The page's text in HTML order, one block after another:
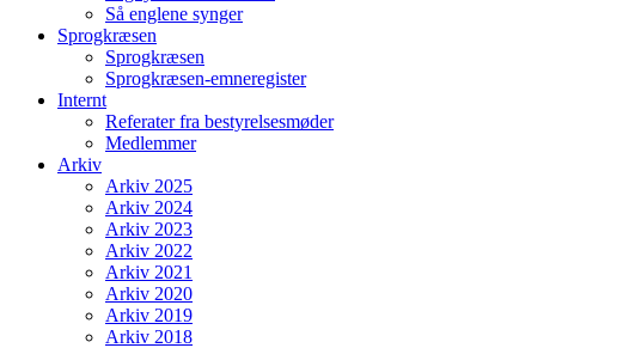
Så englene synger
Sprogkræsen
Sprogkræsen
Sprogkræsen-emneregister
Internt
Referater fra bestyrelsesmøder
Medlemmer
Arkiv
Arkiv 2025
Arkiv 2024
Arkiv 2023
Arkiv 2022
Arkiv 2021
Arkiv 2020
Arkiv 2019
Arkiv 2018